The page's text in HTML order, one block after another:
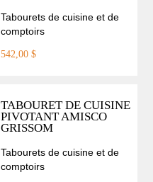
Tabourets de cuisine et de
comptoirs
542,00 $
TABOURET DE CUISINE
PIVOTANT AMISCO
GRISSOM
Tabourets de cuisine et de
comptoirs